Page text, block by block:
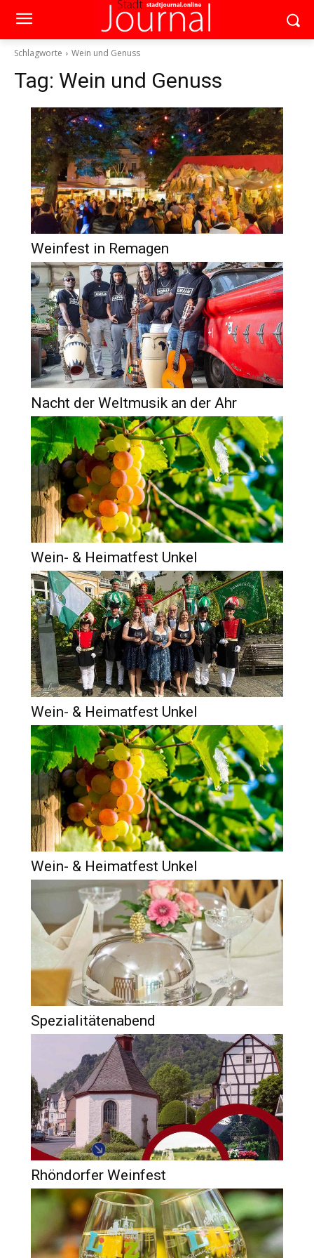
Schlagworte Wein und Genuss
Tag: Wein und Genuss
Weinfest in Remagen
Nacht der Weltmusik an der Ahr
Wein- & Heimatfest Unkel
Wein- & Heimatfest Unkel
Wein- & Heimatfest Unkel
Spezialitätenabend
Rhöndorfer Weinfest